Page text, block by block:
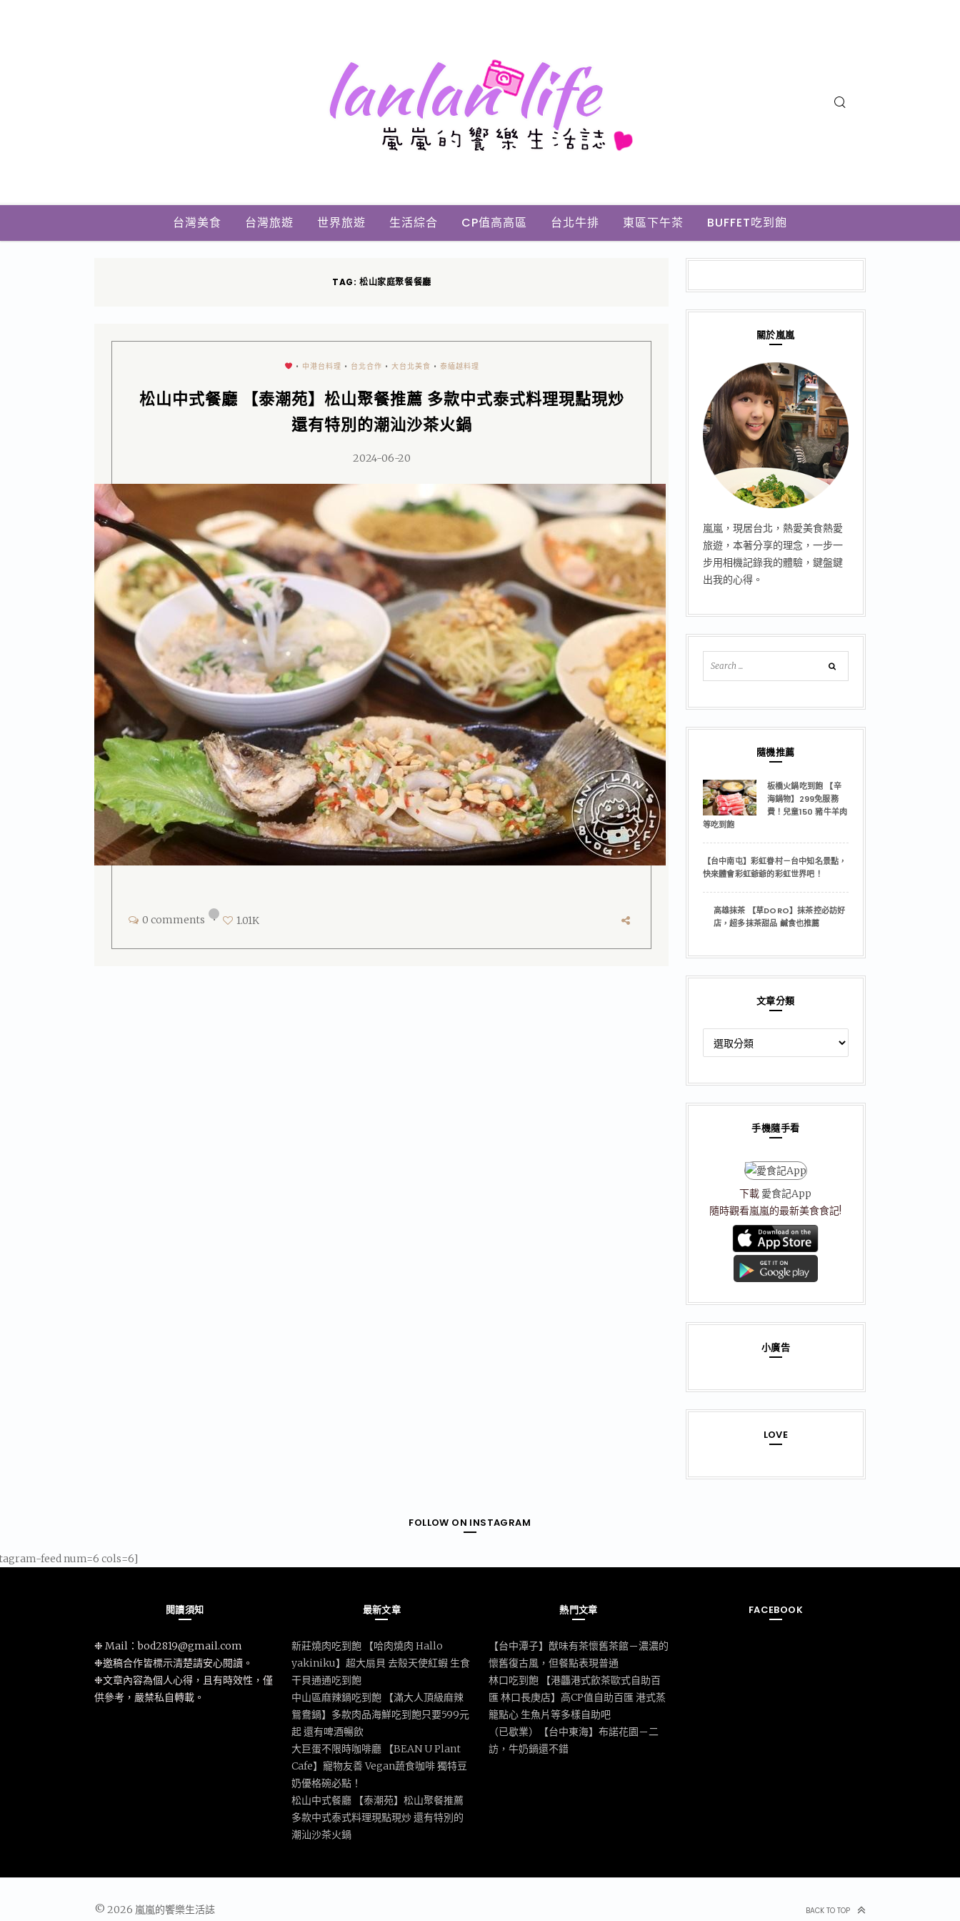
台灣美食 台灣旅遊 世界旅遊 生活綜合 CP值高高區 台北牛排 東區下午茶 BUFFET吃到飽
TAG: 松山家庭聚餐餐廳
• 中港台料理 • 台北合作 • 大台北美食 • 泰緬越料理
松山中式餐廳 【泰潮苑】松山聚餐推薦 多款中式泰式料理現點現炒
還有特別的潮汕沙茶火鍋
2024-06-20
0 comments • 1.01K
關於嵐嵐
嵐嵐，現居台北，熱愛美食熱愛
旅遊，本著分享的理念，一步一
步用相機記錄我的體驗，鍵盤鍵
出我的心得。
隨機推薦
板橋火鍋吃到飽 【辛
海鍋物】299免服務
費！兒童150 豬牛羊肉
等吃到飽
【台中南屯】彩虹眷村－台中知名景點，
快來體會彩虹爺爺的彩虹世界吧！
高雄抹茶 【草DORO】抹茶控必訪好
店，超多抹茶甜品 鹹食也推薦
文章分類
章
類
手機隨手看
下載 愛食記App
隨時觀看嵐嵐的最新美食食記!
小廣告
LOVE
FOLLOW ON INSTAGRAM
feed num=6 cols=6]
閱讀須知
❉ Mail：bod2819@gmail.com
❉邀稿合作皆標示清楚請安心閱讀。
❉文章內容為個人心得，且有時效性，僅
供參考，嚴禁私自轉載。
最新文章
新莊燒肉吃到飽 【哈肉燒肉 Hallo
yakiniku】超大扇貝 去殼天使紅蝦 生食
干貝通通吃到飽
中山區麻辣鍋吃到飽 【滿大人頂級麻辣
鴛鴦鍋】多款肉品海鮮吃到飽只要599元
起 還有啤酒暢飲
大巨蛋不限時咖啡廳 【BEAN U Plant
Cafe】寵物友善 Vegan蔬食咖啡 獨特豆
奶優格碗必點！
松山中式餐廳 【泰潮苑】松山聚餐推薦
多款中式泰式料理現點現炒 還有特別的
潮汕沙茶火鍋
熱門文章
【台中潭子】猷味有茶懷舊茶館－濃濃的
懷舊復古風，但餐點表現普通
林口吃到飽 【港龘港式飲茶歐式自助百
匯 林口長庚店】高CP值自助百匯 港式蒸
籠點心 生魚片等多樣自助吧
（已歇業）【台中東海】布諾花園－二
訪，牛奶鍋還不錯
FACEBOOK
© 2026 嵐嵐的饗樂生活誌 BACK TO TOP